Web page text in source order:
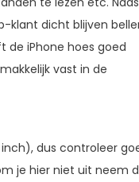
klant dicht blijven
de iPhone hoes goed
vast in de
inch), dus controleer
je hier niet uit neem